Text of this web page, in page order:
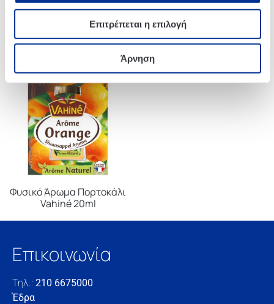
Επιτρέπεται η επιλογή
Άρνηση
Ζαχαρόπαστα Vahine 250g
Ζάχαρη Με Φυσικό
Εκχύλισμα Βανίλιας Vahiné
5×7,5g
Φυσικό Άρωμα Πορτοκάλι
Vahiné 20ml
Επικοινωνία
Τηλ.: 210 6675000
Έδρα